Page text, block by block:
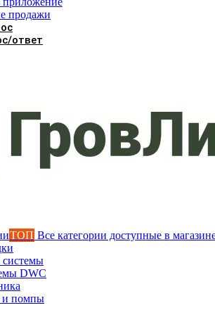
продажи
ответ
ТОП Все категории доступные в
DWC
и помпы